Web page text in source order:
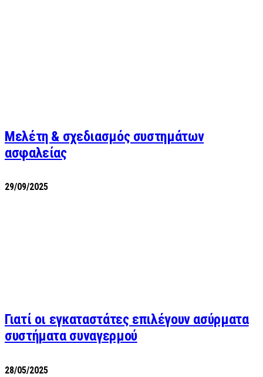
Μελέτη & σχεδιασμός συστημάτων
ασφαλείας
29/09/2025
Γιατί οι εγκαταστάτες επιλέγουν ασύρματα
συστήματα συναγερμού
28/05/2025